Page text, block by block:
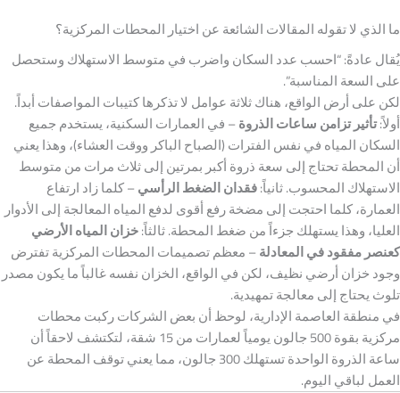
ما الذي لا تقوله المقالات الشائعة عن اختيار المحطات المركزية؟
يُقال عادةً: “احسب عدد السكان واضرب في متوسط الاستهلاك وستحصل
على السعة المناسبة”.
لكن على أرض الواقع، هناك ثلاثة عوامل لا تذكرها كتيبات المواصفات أبداً.
أولاً:تأثير تزامن ساعات الذروة– في العمارات السكنية، يستخدم جميع
السكان المياه في نفس الفترات (الصباح الباكر ووقت العشاء)، وهذا يعني
أن المحطة تحتاج إلى سعة ذروة أكبر بمرتين إلى ثلاث مرات من متوسط
الاستهلاك المحسوب. ثانياً:فقدان الضغط الرأسي– كلما زاد ارتفاع
العمارة، كلما احتجت إلى مضخة رفع أقوى لدفع المياه المعالجة إلى الأدوار
العليا، وهذا يستهلك جزءاً من ضغط المحطة. ثالثاً:خزان المياه الأرضي
كعنصر مفقود في المعادلة– معظم تصميمات المحطات المركزية تفترض
وجود خزان أرضي نظيف، لكن في الواقع، الخزان نفسه غالباً ما يكون مصدر
تلوث يحتاج إلى معالجة تمهيدية.
في منطقة العاصمة الإدارية، لوحظ أن بعض الشركات ركبت محطات
مركزية بقوة 500 جالون يومياً لعمارات من 15 شقة، لتكتشف لاحقاً أن
ساعة الذروة الواحدة تستهلك 300 جالون، مما يعني توقف المحطة عن
العمل لباقي اليوم.